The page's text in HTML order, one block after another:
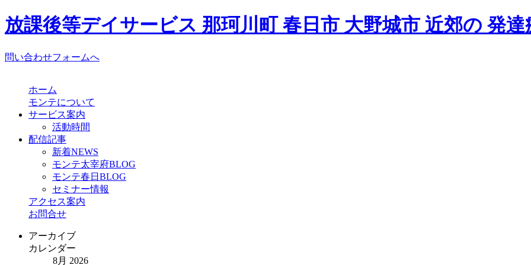
放課後等デイサービス 那珂川町 春日市 大野城市 近郊の 発
問い合わせフォームへ
ホーム
モンテについて
サービス案内
活動時間
配信記事
新着NEWS
モンテ太宰府BLOG
モンテ春日BLOG
セミナー情報
アクセス案内
お問合せ
アーカイブ
カレンダー
8月 2026